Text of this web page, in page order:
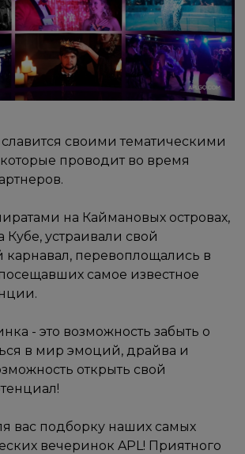
своими тематическими
проводит во время
на Каймановых островах,
Кубе, устраивали свой
перевоплощались в
самое известное
- это возможность забыть о
в мир эмоций, драйва и
открыть свой
вас подборку наших самых
вечеринок APL! Приятного